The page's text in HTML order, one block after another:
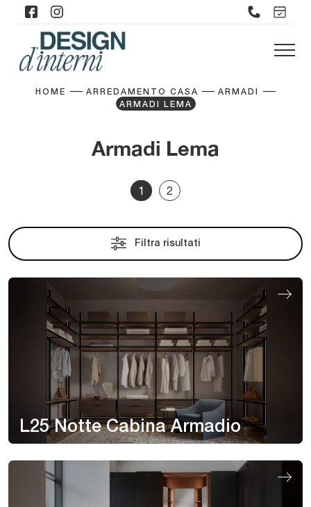
HOME ARREDAMENTO CASA
ARMADI
ARMADI LEMA
Armadi Lema
1 2
Filtra risultati
L25 Notte Cabina Armadio